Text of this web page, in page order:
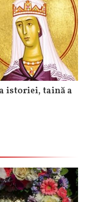
istoriei, taină a